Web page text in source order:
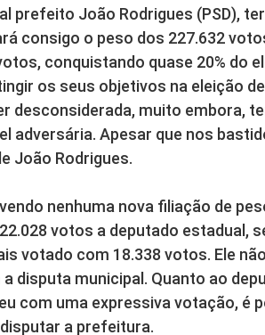
prefeito João Rodrigues (PSD),
consigo o peso dos 227.632
conquistando quase 20% do
os seus objetivos na eleição
desconsiderada, muito embora,
adversária. Apesar que nos
João Rodrigues.
nenhuma nova filiação de
votos a deputado estadual,
votado com 18.338 votos. Ele
disputa municipal. Quanto ao
com uma expressiva votação, é
a prefeitura.